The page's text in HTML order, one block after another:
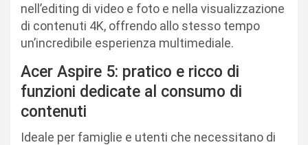
nell’editing di video e foto e nella visualizzazione
di contenuti 4K, offrendo allo stesso tempo
un’incredibile esperienza multimediale.
Acer Aspire 5: pratico e ricco di
funzioni dedicate al consumo di
contenuti
Ideale per famiglie e utenti che necessitano di